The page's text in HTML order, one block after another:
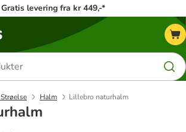
Gratis levering fra kr 449,-*
Halm Lillebro naturhalm